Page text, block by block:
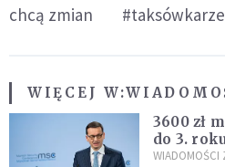
chcą zmian
WIĘCEJ W:
3600 zł
do 3.
WIADOMOŚCI